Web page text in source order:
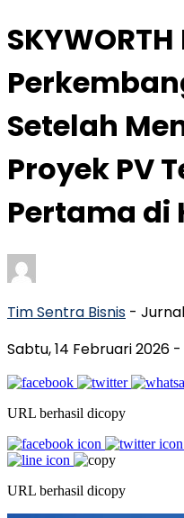
Setelah
Proyek PV
Pertama di
Tim Sentra Bisnis -
Sabtu, 14 Februari 2026 -
URL berhasil dicopy
URL berhasil dicopy